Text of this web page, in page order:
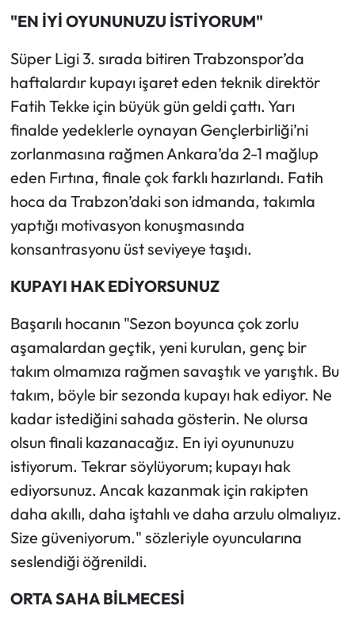
"EN İYİ OYUNUNUZU İSTİYORUM"
Süper Ligi 3. sırada bitiren Trabzonspor’da
haftalardır kupayı işaret eden teknik direktör
Fatih Tekke için büyük gün geldi çattı. Yarı
finalde yedeklerle oynayan Gençlerbirliği’ni
zorlanmasına rağmen Ankara’da 2-1 mağlup
eden Fırtına, finale çok farklı hazırlandı. Fatih
hoca da Trabzon’daki son idmanda, takımla
yaptığı motivasyon konuşmasında
konsantrasyonu üst seviyeye taşıdı.
KUPAYI HAK EDİYORSUNUZ
Başarılı hocanın "Sezon boyunca çok zorlu
aşamalardan geçtik, yeni kurulan, genç bir
takım olmamıza rağmen savaştık ve yarıştık. Bu
takım, böyle bir sezonda kupayı hak ediyor. Ne
kadar istediğini sahada gösterin. Ne olursa
olsun finali kazanacağız. En iyi oyununuzu
istiyorum. Tekrar söylüyorum; kupayı hak
ediyorsunuz. Ancak kazanmak için rakipten
daha akıllı, daha iştahlı ve daha arzulu olmalıyız.
Size güveniyorum." sözleriyle oyuncularına
seslendiği öğrenildi.
ORTA SAHA BİLMECESİ